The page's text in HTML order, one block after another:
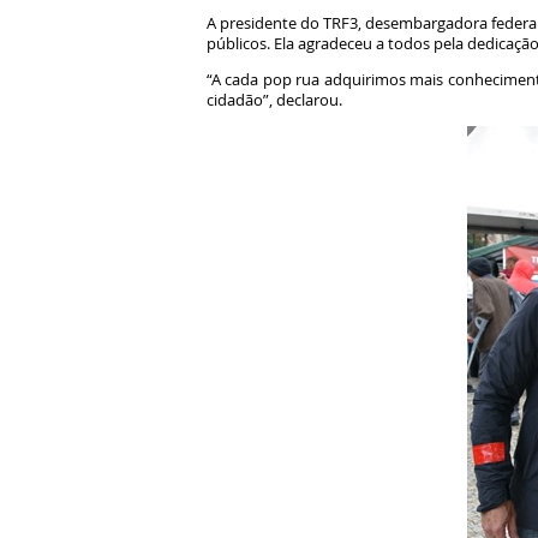
A presidente do TRF3, desembargadora
públicos. Ela agradeceu a todos pela
“A cada pop rua adquirimos mais
cidadão”, declarou.